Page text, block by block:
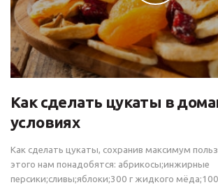
Как сделать цукаты в
условиях
Как сделать цукаты, сохранив максимум
этого нам понадобятся: абрикосы;инжирные
персики;сливы;яблоки;300 г жидкого